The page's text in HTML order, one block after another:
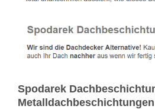
Spodarek